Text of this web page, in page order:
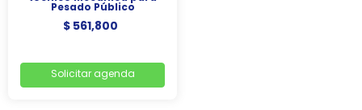
Pesado Público
$ 561,800
Solicitar agenda